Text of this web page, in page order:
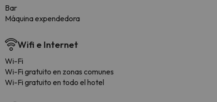
Bar
Máquina expendedora
Wifi e Internet
Wi-Fi
Wi-Fi gratuito en zonas comunes
Wi-Fi gratuito en todo el hotel